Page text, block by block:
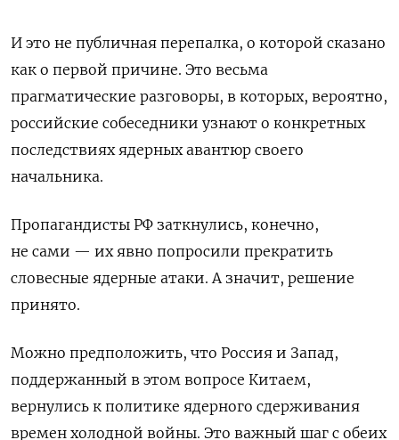
И это не публичная перепалка, о которой сказано
как о первой причине. Это весьма
прагматические разговоры, в которых, вероятно,
российские собеседники узнают о конкретных
последствиях ядерных авантюр своего
начальника.
Пропагандисты РФ заткнулись, конечно,
не сами — их явно попросили прекратить
словесные ядерные атаки. А значит, решение
принято.
Можно предположить, что Россия и Запад,
поддержанный в этом вопросе Китаем,
вернулись к политике ядерного сдерживания
времен холодной войны. Это важный шаг с обеих